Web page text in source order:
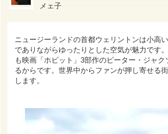
メェ子
ニュージーランドの首都ウェリントンは小高
でありながらゆったりとした空気が魅力です
も映画「ホビット」3部作のピーター・ジャ
るからです。世界中からファンが押し寄せる
します。